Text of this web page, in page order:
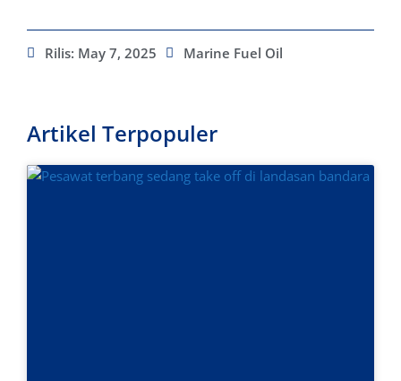
Rilis: May 7, 2025 Marine Fuel Oil
Artikel Terpopuler